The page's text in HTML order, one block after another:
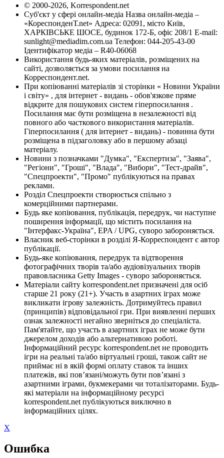
© 2000-2026, Korrespondent.net
Суб'єкт у сфері онлайн-медіа Назва онлайн-медіа –
«КореспонденТ.net» Адреса: 02091, місто Київ,
ХАРКІВСЬКЕ ШОСЕ, будинок 172-Б, офіс 208/1 E-mail:
sunlight@mediadim.com.ua Телефон: 044-205-43-00
Ідентифікатор медіа – R40-06068
Використання будь-яких матеріалів, розміщених на
сайті, дозволяється за умови посилання на
Корреспондент.net.
При копіюванні матеріалів зі сторінки « Новини України
і світу» , для інтернет - видань - обов'язкове пряме
відкрите для пошукових систем гіперпосилання .
Посилання має бути розміщена в незалежності від
повного або часткового використання матеріалів.
Гіперпосилання ( для інтернет - видань) - повинна бути
розміщена в підзаголовку або в першому абзаці
матеріалу.
Новини з позначками "Думка", "Експертиза", "Заява",
"Регіони", "Гроші", "Влада", "Вибори", "Тест-драйв",
"Спецпроекти", "Промо" публікуються на правах
реклами.
Розділ Спецпроекти створюється спільно з
комерційними партнерами.
Будь яке копіювання, публікація, передрук, чи наступне
поширення інформації, що містить посилання на
"Інтерфакс-Україна", EPA / UPG, суворо забороняється.
Власник веб-сторінки в розділі Я-Корреспондент є автор
публікації.
Будь-яке копіювання, передрук та відтворення
фотографічних творів та/або аудіовізуальних творів
правовласника Getty Images - суворо забороняється.
Матеріали сайту korrespondent.net призначені для осіб
старше 21 року (21+). Участь в азартних іграх може
викликати ігрову залежність. Дотримуйтесь правил
(принципів) відповідальної гри. При виявленні перших
ознак залежності негайно зверніться до спеціаліста.
Пам'ятайте, що участь в азартних іграх не може бути
джерелом доходів або альтернативою роботі.
Інформаційний ресурс korrespondent.net не проводить
ігри на реальні та/або віртуальні гроші, також сайт не
приймає ні в якій формі оплату ставок та інших
платежів, які пов’язані/можуть бути пов’язані з
азартними іграми, букмекерами чи тоталізаторами. Будь-
які матеріали на інформаційному ресурсі
korrespondent.net публікуються виключно в
інформаційних цілях.
X
Ошибка